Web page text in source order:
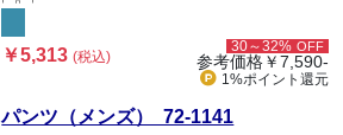
￥5,313(税込)
30～32% OFF
参考価格￥7,590-
1%ポイント 還元
パンツ（メンズ） 72-1141